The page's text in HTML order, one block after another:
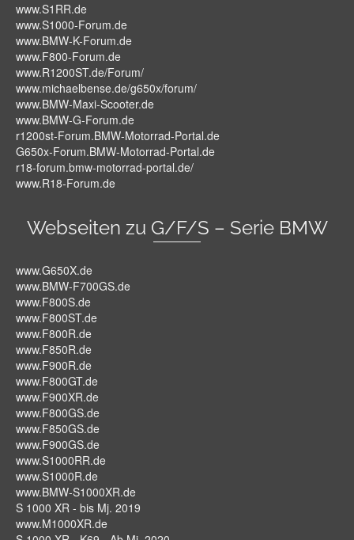
www.S1RR.de
www.S1000-Forum.de
www.BMW-K-Forum.de
www.F800-Forum.de
www.R1200ST.de/Forum/
www.michaelbense.de/g650x/forum/
www.BMW-Maxi-Scooter.de
www.BMW-G-Forum.de
r1200st-Forum.BMW-Motorrad-Portal.de
G650x-Forum.BMW-Motorrad-Portal.de
r18-forum.bmw-motorrad-portal.de/
www.R18-Forum.de
Webseiten zu G/F/S – Serie BMW
www.G650X.de
www.BMW-F700GS.de
www.F800S.de
www.F800ST.de
www.F800R.de
www.F850R.de
www.F900R.de
www.F800GT.de
www.F900XR.de
www.F800GS.de
www.F850GS.de
www.F900GS.de
www.S1000RR.de
www.S1000R.de
www.BMW-S1000XR.de
S 1000 XR - bis Mj. 2019
www.M1000XR.de